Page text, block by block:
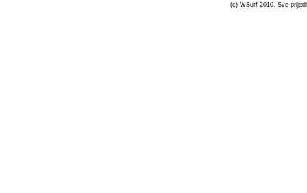
(c) WSurf 2010. Sve